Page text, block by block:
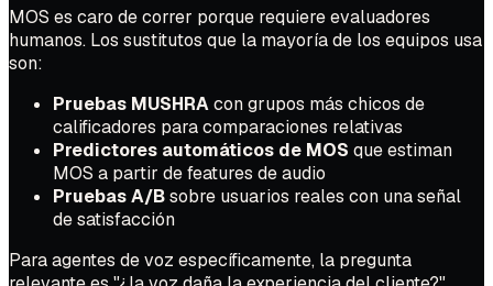
MOS es caro de correr porque requiere evaluadores
humanos. Los sustitutos que la mayoría de los equipos usa
son:
Pruebas MUSHRAcon grupos más chicos de
calificadores para comparaciones relativas
Predictores automáticos de MOS que estiman
MOS a partir de features de audio
Pruebas A/Bsobre usuarios reales con una señal
de satisfacción
Para agentes de voz específicamente, la pregunta